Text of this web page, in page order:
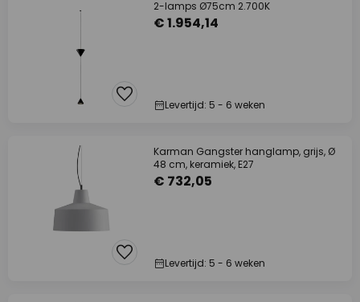
2-lamps Ø75cm 2.700K
€ 1.954,14
Levertijd: 5 - 6 weken
Karman Gangster hanglamp, grijs, Ø
48 cm, keramiek, E27
€ 732,05
Levertijd: 5 - 6 weken